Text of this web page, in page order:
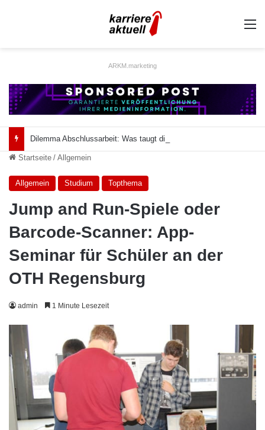
ARKM.marketing
Startseite / Allgemein
Allgemein Studium Topthema
Jump and Run-Spiele oder
Barcode-Scanner: App-
Seminar für Schüler an der
OTH Regensburg
admin 1 Minute Lesezeit